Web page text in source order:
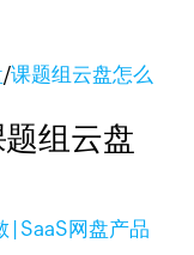
/课题组云盘怎么
组云盘
| SaaS网盘产品